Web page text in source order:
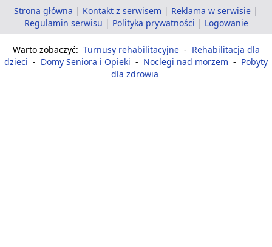
Strona główna | Kontakt z serwisem | Reklama w serwisie |
Regulamin serwisu | Polityka prywatności | Logowanie
Warto zobaczyć: Turnusy rehabilitacyjne - Rehabilitacja dla
dzieci - Domy Seniora i Opieki - Noclegi nad morzem - Pobyty
dla zdrowia